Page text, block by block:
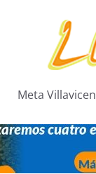
Meta